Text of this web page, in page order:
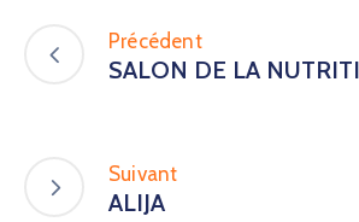
Précédent
SALON DE LA
Suivant
ALIJA